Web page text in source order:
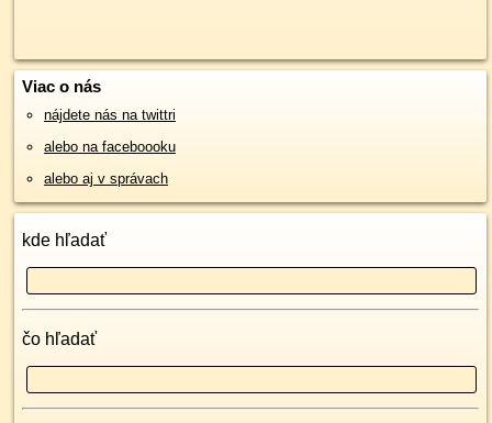
Viac o nás
nájdete nás na twittri
alebo na faceboooku
alebo aj v správach
kde hľadať
čo hľadať